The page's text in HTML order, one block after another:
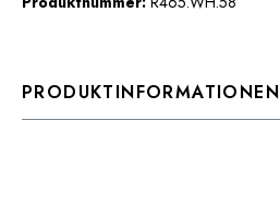
PRODUKTINFORMATIONEN